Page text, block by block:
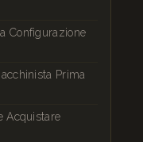
Configurazione
Prima
Acquistare